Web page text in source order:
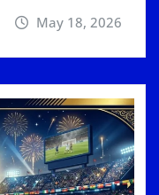
May 18, 2026